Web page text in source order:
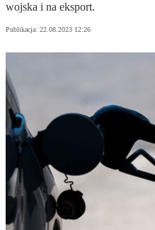
wojska i na eksport.
Publikacja: 22.08.2023 12:26